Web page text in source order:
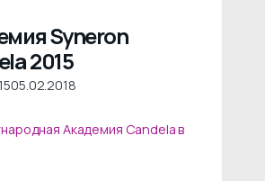
Syneron
2015
05.02.2018